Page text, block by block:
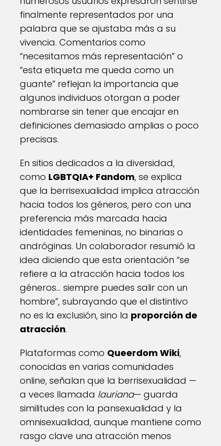
finalmente representados por una
palabra que se ajustaba más a su
vivencia. Comentarios como
“necesitamos más representación” o
“esta etiqueta me queda como un
guante” reflejan la importancia que
algunos individuos otorgan a poder
nombrarse sin tener que encajar en
definiciones demasiado amplias o poco
precisas.
En sitios dedicados a la diversidad,
como LGBTQIA+ Fandom, se explica
que la berrisexualidad implica atracción
hacia todos los géneros, pero con una
preferencia más marcada hacia
identidades femeninas, no binarias o
andróginas. Un colaborador resumió la
idea diciendo que esta orientación “se
refiere a la atracción hacia todos los
géneros… siempre puedes salir con un
hombre”, subrayando que el distintivo
no es la exclusión, sino la proporción de
atracción.
Plataformas como Queerdom Wiki,
conocidas en varias comunidades
online, señalan que la berrisexualidad —
a veces llamada lauriana— guarda
similitudes con la pansexualidad y la
omnisexualidad, aunque mantiene como
rasgo clave una atracción menos